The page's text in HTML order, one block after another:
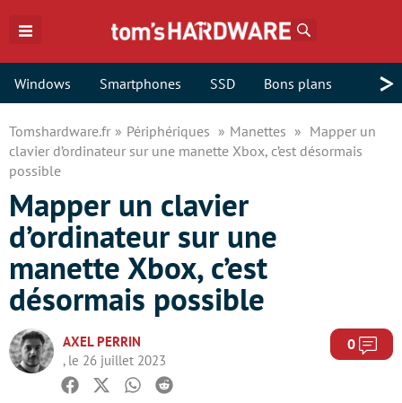
Windows Smartphones SSD Bons plans >
Tomshardware.fr Périphériques Manettes
Mapper un
clavier d’ordinateur sur une manette Xbox, c’est désormais
possible
Mapper un clavier
d’ordinateur sur une
manette Xbox, c’est
désormais possible
AXEL PERRIN
, le 26 juillet 2023
0
Facebook
TwitterWhatsapp
Reddit